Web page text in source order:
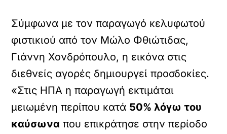
Σύμφωνα με τον παραγωγό κελυφωτού
φιστικιού από τον Μώλο Φθιώτιδας,
Γιάννη Χονδρόπουλο, η εικόνα στις
διεθνείς αγορές δημιουργεί προσδοκίες.
«Στις ΗΠΑ η παραγωγή εκτιμάται
μειωμένη περίπου κατά 50% λόγω του
καύσωνα που επικράτησε στην περίοδο